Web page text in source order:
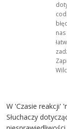
W 'Czasie reakcji'
Słuchaczy